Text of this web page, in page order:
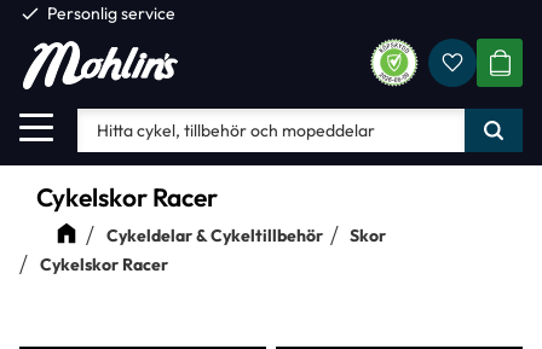
Meny
check Personlig service
Cykelskor Racer
Cykeldelar & Cykeltillbehör
Skor
Cykelskor Racer